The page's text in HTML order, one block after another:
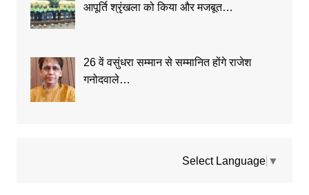
आपूर्ति श्रृंखला को किया और मजबूत…
26 वें वसुंधरा सम्मान से सम्मानित होंगे राजेश
गनोदवाले…
Select Language ▼